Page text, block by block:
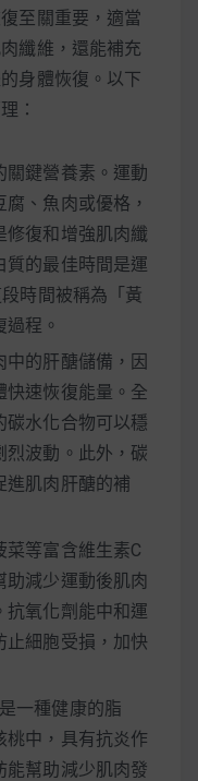
至關重要，適當
纖維，還能補充
身體恢復。以下
：
關鍵營養素。運動
、魚肉或優格，
修復和增強肌肉纖
質的最佳時間是運
時間被稱為「黃
程。
的肝醣儲備，因
快速恢復能量。全
碳水化合物可以穩
烈波動。此外，碳
進肌肉肝醣的補
等富含維生素C
助減少運動後肌肉
抗氧化劑能中和運
止細胞受損，加快
一種健康的脂
桃中，具有抗炎作
能幫助減少肌肉發